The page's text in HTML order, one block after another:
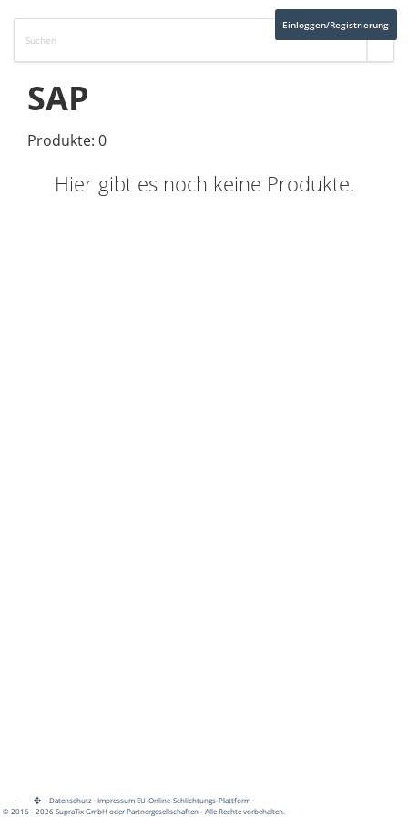
Einloggen/Registrierung
SAP
Produkte: 0
Hier gibt es noch keine Produkte.
· · ·Datenschutz·Impressum EU-Online-Schlichtungs-Plattform·
© 2016 - 2026 SupraTix GmbH oder Partnergesellschaften - Alle Rechte vorbehalten.